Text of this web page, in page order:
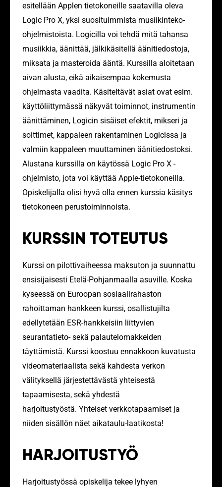
esitellään Applen tietokoneille saatavilla oleva
Logic Pro X, yksi suosituimmista musiikinteko-
ohjelmistoista. Logicilla voi tehdä mitä tahansa
musiikkia, äänittää, jälkikäsitellä äänitiedostoja,
miksata ja masteroida ääntä. Kurssilla aloitetaan
aivan alusta, eikä aikaisempaa kokemusta
ohjelmasta vaadita. Käsiteltävät asiat ovat esim.
käyttöliittymässä näkyvät toiminnot, instrumentin
äänittäminen, Logicin sisäiset efektit, mikseri ja
soittimet, kappaleen rakentaminen Logicissa ja
valmiin kappaleen muuttaminen äänitiedostoksi.
Alustana kurssilla on käytössä Logic Pro X -
ohjelmisto, jota voi käyttää Apple-tietokoneilla.
Opiskelijalla olisi hyvä olla ennen kurssia käsitys
tietokoneen perustoiminnoista.
KURSSIN TOTEUTUS
Kurssi on pilottivaiheessa maksuton ja suunnattu
ensisijaisesti Etelä-Pohjanmaalla asuville. Koska
kyseessä on Euroopan sosiaalirahaston
rahoittaman hankkeen kurssi, osallistujilta
edellytetään ESR-hankkeisiin liittyvien
seurantatieto- sekä palautelomakkeiden
täyttämistä. Kurssi koostuu ennakkoon kuvatusta
videomateriaalista sekä kahdesta verkon
välityksellä järjestettävästä yhteisestä
tapaamisesta, sekä yhdestä
harjoitustyöstä. Yhteiset verkkotapaamiset ja
niiden sisällön näet aikataulu-laatikosta!
HARJOITUSTYÖ
Harjoitustyössä opiskelija tekee lyhyen